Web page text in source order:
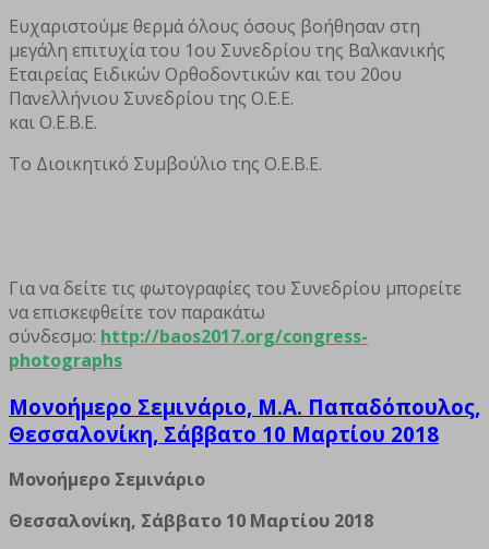
Ευχαριστούμε θερμά όλους όσους βοήθησαν στη
μεγάλη επιτυχία του 1ου Συνεδρίου της Βαλκανικής
Εταιρείας Ειδικών Ορθοδοντικών και του 20ου
Πανελλήνιου Συνεδρίου της Ο.Ε.Ε.
και Ο.Ε.Β.Ε.
Το Διοικητικό Συμβούλιο της Ο.Ε.Β.Ε.
Για να δείτε τις φωτογραφίες του Συνεδρίου μπορείτε
να επισκεφθείτε τον παρακάτω
σύνδεσμο: http://baos2017.org/congress-
photographs
Μονοήμερο Σεμινάριο, Μ.Α. Παπαδόπουλος,
Θεσσαλονίκη, Σάββατο 10 Μαρτίου 2018
Μονοήμερο Σεμινάριο
Θεσσαλονίκη, Σάββατο 10 Μαρτίου 2018